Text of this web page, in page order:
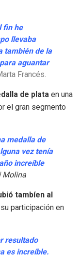
fin he
llevaba
también de la
aguantar
Francés.
de plata en una
el gran segmento
medalla de
vez tenía
increíble
Molina
tambíen al
participación en
resultado
es increíble.